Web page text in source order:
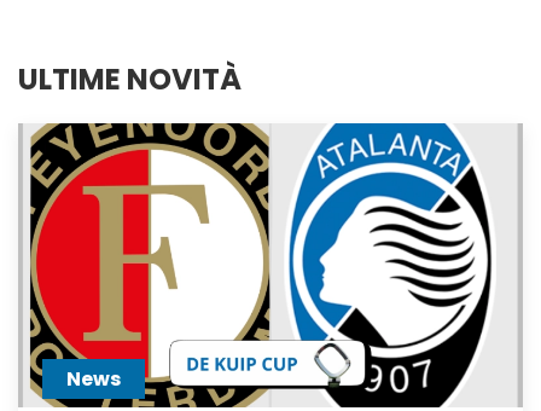
ULTIME NOVITÀ
News